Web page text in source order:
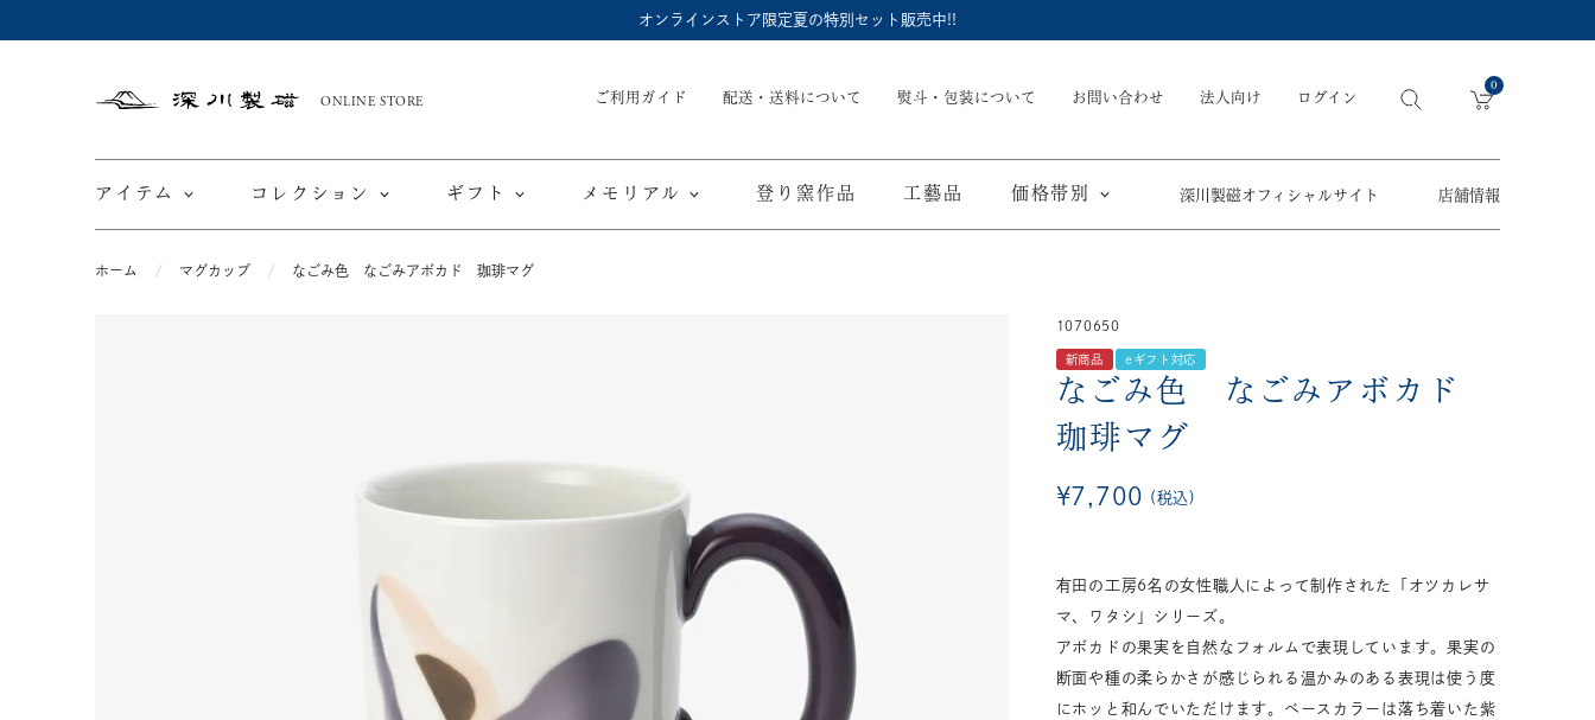
オンラインストア限定夏の特別セット販売中!!
深
ONLINE STORE ご利用ガイド 配送・送料について 熨斗・包装について お問い合わせ 法人向け ログイン
0
アイテム
マグカップ
ワインカップ 酒器 ポット／急須／土瓶
茶器揃い 湯呑
丼
コレクション
オツカレサマ、
ワタシ
TEWAZA ARTE WAN ARTE PLATE
ギフト
節目の御祝
eギフト
メモリアル 登り窯作品 工藝品 価格帯別 深川製磁オフィシャルサイト 店舗情報
ホーム マグカップ なごみ色 なごみアボカド 珈琲マグ
1070650
新商品 eギフト対応
なごみ色 なごみアボカド
珈琲マグ
¥7,700 税込
有田の工房6名の女性職人によって制作された「オツカレサ
マ、ワタシ」シリーズ。
アボカドの果実を自然なフォルムで表現しています。果実の
断面や種の柔らかさが感じられる温かみのある表現は使う度
にホッと和んでいただけます。ベースカラーは落ち着いた紫